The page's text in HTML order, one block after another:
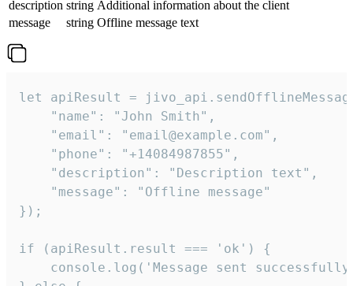
description string Additional information about the client
message
string Offline message text
let apiResult =
    "name": "John Smith",
    "email": "email@example.com",
    "phone": "+14084987855",
    "description": "Description text",
    "message": "Offline message"
});
if (apiResult.result === 'ok') {
console.log('Message sent